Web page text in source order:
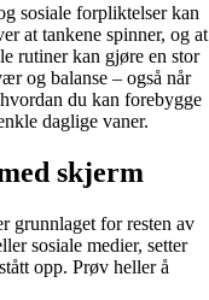
sosiale forpliktelser kan
at tankene spinner, og at
rutiner kan gjøre en stor
og balanse – også når
du kan forebygge
daglige vaner.
skjerm
grunnlaget for resten av
sosiale medier, setter
opp. Prøv heller å